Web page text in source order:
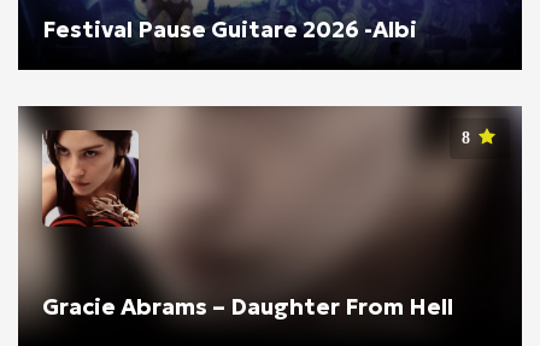
Festival Pause Guitare 2026 -Albi
8
Gracie Abrams – Daughter From Hell